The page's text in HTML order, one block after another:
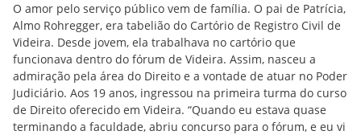
O amor pelo serviço público vem de família. O pai de Patrícia,
Almo Rohregger, era tabelião do Cartório de Registro Civil de
Videira. Desde jovem, ela trabalhava no cartório que
funcionava dentro do fórum de Videira. Assim, nasceu a
admiração pela área do Direito e a vontade de atuar no Poder
Judiciário. Aos 19 anos, ingressou na primeira turma do curso
de Direito oferecido em Videira. “Quando eu estava quase
terminando a faculdade, abriu concurso para o fórum, e eu vi